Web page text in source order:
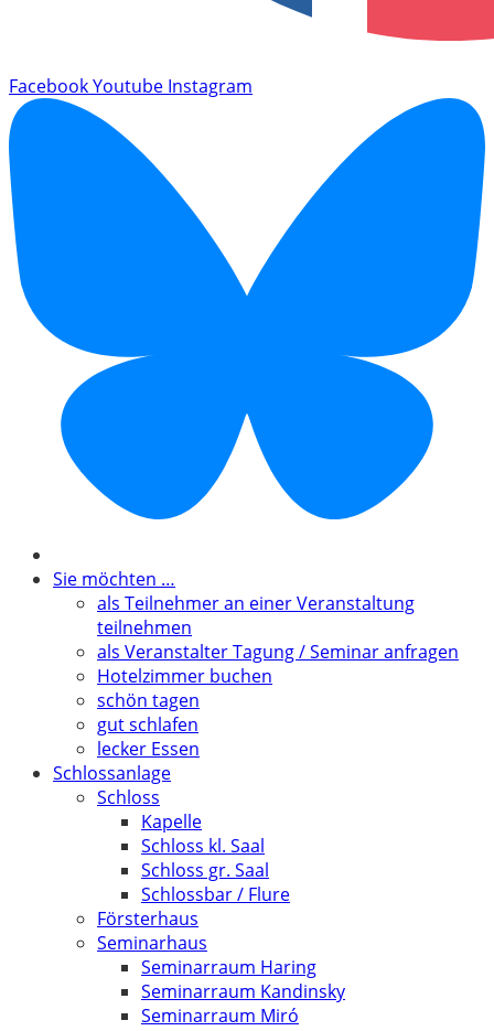
FacebookYoutube Instagram
Sie möchten …
als Teilnehmer an einer Veranstaltung
teilnehmen
als Veranstalter Tagung / Seminar anfragen
Hotelzimmer buchen
schön tagen
gut schlafen
lecker Essen
Schlossanlage
Schloss
Kapelle
Schloss kl. Saal
Schloss gr. Saal
Schlossbar / Flure
Försterhaus
Seminarhaus
Seminarraum Haring
Seminarraum Kandinsky
Seminarraum Miró